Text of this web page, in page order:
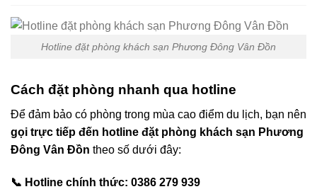
Hotline đặt phòng khách sạn Phương Đông Vân Đồn
Cách đặt phòng nhanh qua hotline
Để đảm bảo có phòng trong mùa cao điểm du lịch, bạn nên
gọi trực tiếp đến hotline đặt phòng khách sạn Phương
Đông Vân Đồn theo số dưới đây:
📞 Hotline chính thức: 0386 279 939